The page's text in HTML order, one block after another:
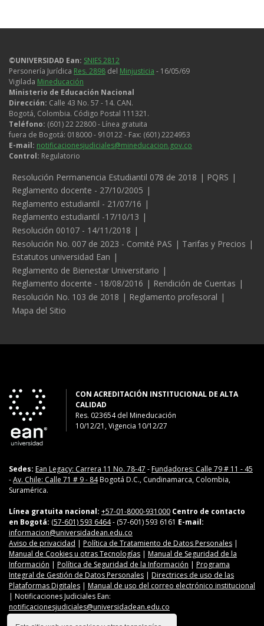
©UNIVERSIDAD Ean: SNIES 2812
Personería Jurídica Res. 2898 del Minjusticia - 16/05/69
Vigilada Mineducación
Ministerio de Educación Nacional
Dirección: Calle 43 No. 57 - 14. CAN.
Bogotá, Colombia. Código Postal 111321.
Teléfono: (601) 22 22800 - Línea gratuita
fuera de Bogotá: 018000 - 910122 - Fax: (601) 2224953
E-mail: notificacionesjudiciales@mineducacion.gov.co
Control: Regulatorio
Legales
Resolución Permanencia Estudiantil 078 de 2018
PQRS
Reglamento docente - 27/10/2005
Reglamento estudiantil - 21/07/16
Reglamento estudiantil -17/10/13
Resolución 00107 - 14/11/2018
Resolución No. 007 de 2023 - Comité PAS
Tarifas y Precios
Estatutos universidad Ean
Reglamento de Bienestar Universitario
Reglamento docente - 18/08/2016
Rendición de Cuentas
Resolución No. 103 de 2018
Reglamento profesoral
Mapa del Sitio
CON ACREDITACIÓN INSTITUCIONAL DE ALTA
CALIDAD
Res. 023654del Mineducación
10/12/21, Vigencia 10/12/27
Sedes: Ean Legacy: Carrera 11 No. 78-47 -Fundadores: Calle 79 # 11 - 45
-Av. Chile: Calle 71 # 9 - 84Bogotá D.C., Cundinamarca, Colombia,
Suramérica.
Línea gratuita nacional: +57-01-8000-931000 Centro de contacto
en Bogotá: (57-601) 593 6464- (57-601) 593 6161 E-mail:
informacion@universidadean.edu.co
Aviso de privacidad | Política de Tratamiento de Datos Personales |
Manual de Cookies u otras Tecnologías | Manual de Seguridad de la
Información | Política de Seguridad de la Información | Programa
Integral de Gestión de Datos Personales | Directrices de uso de las
Plataformas Digitales | Manual de uso del correo electrónico institucional
| Notificaciones Judiciales Ean:
notificacionesjudiciales@universidadean.edu.co